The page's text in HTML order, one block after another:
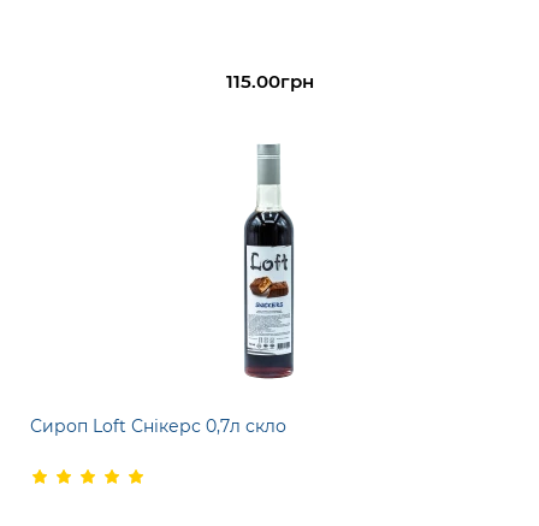
115.00грн
Сироп Loft Снікерс 0,7л скло